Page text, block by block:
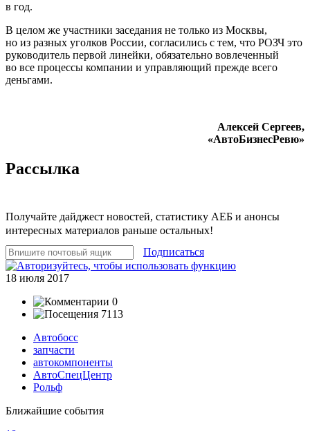
в год.
В целом же участники заседания не только из Москвы,
но из разных уголков России, согласились с тем, что РОЗЧ это
руководитель первой линейки, обязательно вовлеченный
во все процессы компании и управляющий прежде всего
деньгами.
Алексей Сергеев,
«АвтоБизнесРевю»
Рассылка
Получайте дайджест новостей, статистику АЕБ и анонсы
интересных материалов раньше остальных!
Подписаться
18 июля 2017
0
7113
Автобосс
запчасти
автокомпоненты
АвтоСпецЦентр
Рольф
Ближайшие события